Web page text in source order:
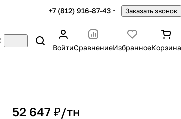
+7 (812) 916-87-43 Заказать звонок
ВойтиСравнениеИзбранноеКорзина
52 647 ₽/тн